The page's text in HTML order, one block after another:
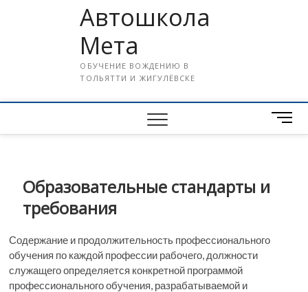
Автошкола
Мета
ОБУЧЕНИЕ ВОЖДЕНИЮ В
ТОЛЬЯТТИ И ЖИГУЛЁВСКЕ
M
e
Образовательные стандарты и
требования
Содержание и продолжительность профессионального
обучения по каждой профессии рабочего, должности
служащего определяется конкретной программой
профессионального обучения, разрабатываемой и